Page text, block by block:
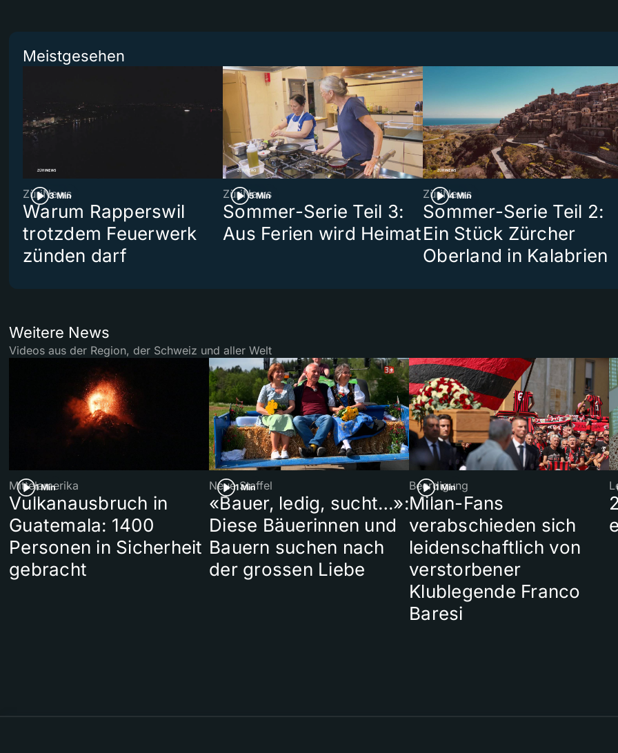
Meistgesehen
3 Min
ZüriNews
Warum Rapperswil
trotzdem Feuerwerk
zünden darf
5 Min
ZüriNews
Sommer-Serie Teil 3:
Aus Ferien wird Heimat
4 Min
ZüriNews
Sommer-Serie Teil 2:
Ein Stück Zürcher
Oberland in Kalabrien
Weitere News
Videos aus der Region, der Schweiz und aller Welt
1 Min
Mittelamerika
Vulkanausbruch in
Guatemala: 1400
Personen in Sicherheit
gebracht
1 Min
Neue Staffel
«Bauer, ledig, sucht…»:
Diese Bäuerinnen und
Bauern suchen nach
der grossen Liebe
1 Min
Beerdigung
Milan-Fans
verabschieden sich
leidenschaftlich von
verstorbener
Klublegende Franco
Baresi